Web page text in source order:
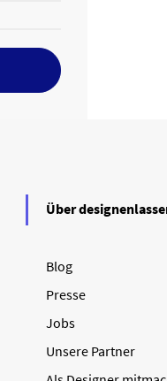
Über
Blog
Presse
Jobs
Unsere Partner